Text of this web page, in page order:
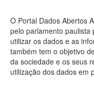
Planejamento
Catálogo de dados
Processo Legislativo
Deputados Estaduais
O Portal Dados Abertos
pelo parlamento
utilizar os dados e as
também tem o objetivo
da sociedade e os seus
utilização dos dados em